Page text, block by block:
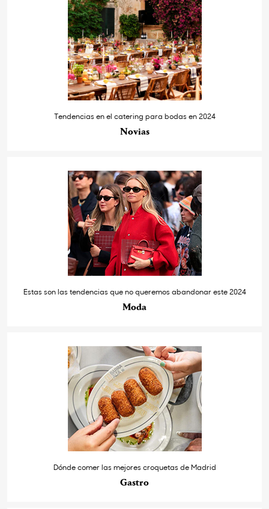
Tendencias en el catering para bodas en 2024
Novias
Estas son las tendencias que no queremos abandonar este 2024
Moda
Dónde comer las mejores croquetas de Madrid
Gastro